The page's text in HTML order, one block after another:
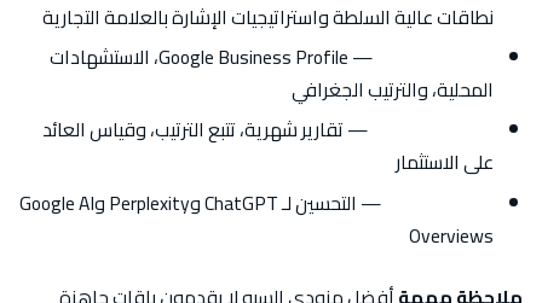
نطاقات عالية السلطة واستراتيجيات الإشارة بالعلامة التجارية
— Google Business Profile، الاستشهادات
المحلية، والترتيب الجغرافي
— تقارير شهرية، تتبع الترتيب، وقياس العائد
على الاستثمار
— التحسين لـ ChatGPT وPerplexity وGoogle AI
Overviews